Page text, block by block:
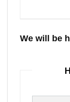
We will be